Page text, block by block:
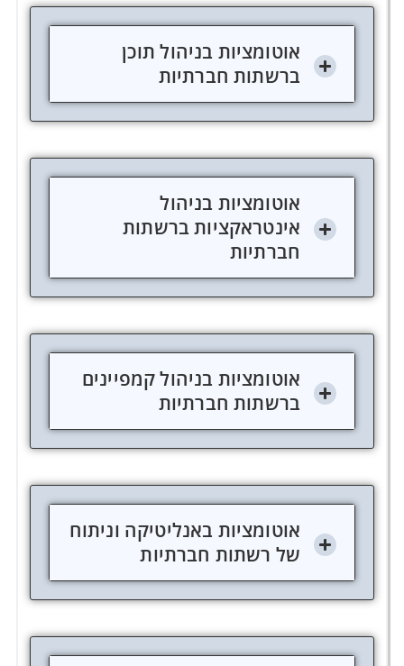
אוטומציות בניהול תוכן
ברשתות חברתיות
אוטומציות בניהול
אינטראקציות ברשתות
חברתיות
אוטומציות בניהול קמפיינים
ברשתות חברתיות
אוטומציות באנליטיקה וניתוח
של רשתות חברתיות